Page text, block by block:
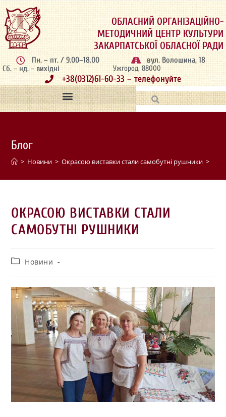
ОБЛАСНИЙ ОРГАНІЗАЦІЙНО-
МЕТОДИЧНИЙ ЦЕНТР КУЛЬТУРИ
ЗАКАРПАТСЬКОЇ ОБЛАСНОЇ РАДИ
Пн. – пт. / 9.00–18.00
Сб. – нд. – вихідні
вул. Волошина, 18
Ужгород, 88000
+38(0312)61-60-33 – телефонуйте
Блог
> Новини > Окрасою виставки стали самобутні рушники >
ОКРАСОЮ ВИСТАВКИ СТАЛИ
САМОБУТНІ РУШНИКИ
Новини